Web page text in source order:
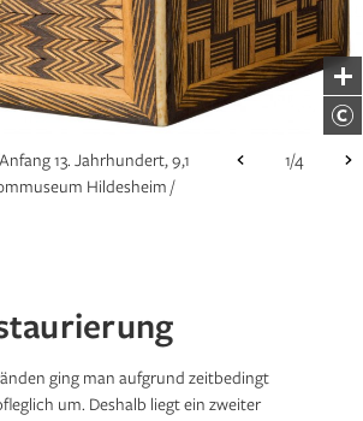
13. Jahrhundert, 9,1
Hildesheim /
1/4
Schleswig-
ergänzen (Visualisierung,
Kasprusch
2011;
American-
1/4
ging man aufgrund zeitbedingt
um. Deshalb liegt ein zweiter